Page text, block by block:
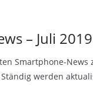
– Juli 2019
Smartphone-
werden